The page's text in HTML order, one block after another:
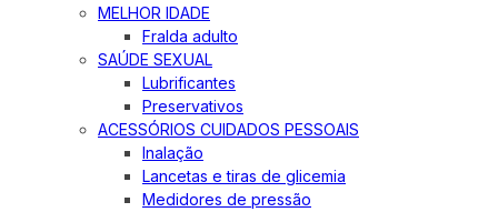
MELHOR IDADE
Fralda adulto
SAÚDE SEXUAL
Lubrificantes
Preservativos
ACESSÓRIOS CUIDADOS PESSOAIS
Inalação
Lancetas e tiras de glicemia
Medidores de pressão